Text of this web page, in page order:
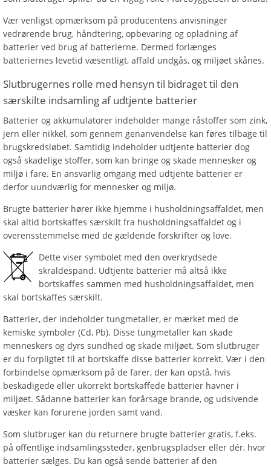
Vær venligst opmærksom på producentens anvisninger
vedrørende brug, håndtering, opbevaring og opladning af
batterier ved brug af batterierne. Dermed forlænges
batteriernes levetid væsentligt, affald undgås, og miljøet skånes.
Slutbrugernes rolle med hensyn til bidraget til den
særskilte indsamling af udtjente batterier
Batterier og akkumulatorer indeholder mange råstoffer som zink,
jern eller nikkel, som gennem genanvendelse kan føres tilbage til
brugskredsløbet. Samtidig indeholder udtjente batterier dog
også skadelige stoffer, som kan bringe og skade mennesker og
miljø i fare. En ansvarlig omgang med udtjente batterier er
derfor uundværlig for mennesker og miljø.
Brugte batterier hører ikke hjemme i husholdningsaffaldet, men
skal altid bortskaffes særskilt fra husholdningsaffaldet og i
overensstemmelse med de gældende forskrifter og love.
Dette viser symbolet med den overkrydsede
skraldespand. Udtjente batterier må altså ikke
bortskaffes sammen med husholdningsaffaldet, men
skal bortskaffes særskilt.
Batterier, der indeholder tungmetaller, er mærket med de
kemiske symboler (Cd, Pb). Disse tungmetaller kan skade
menneskers og dyrs sundhed og skade miljøet. Som slutbruger
er du forpligtet til at bortskaffe disse batterier korrekt. Vær i den
forbindelse opmærksom på de farer, der kan opstå, hvis
beskadigede eller ukorrekt bortskaffede batterier havner i
miljøet. Sådanne batterier kan forårsage brande, og udsivende
væsker kan forurene jorden samt vand.
Som slutbruger kan du returnere brugte batterier gratis, f.eks.
på offentlige indsamlingssteder, genbrugspladser eller dér, hvor
batterier sælges. Du kan også sende batterier af den